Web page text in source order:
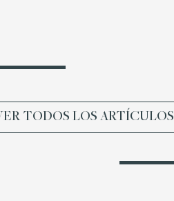
TODOS LOS ARTÍCULOS